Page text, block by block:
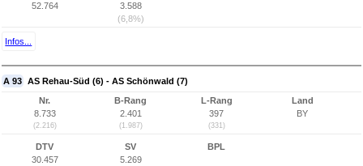
52.764
3.588
(6,8%)
Infos...
A 93 AS Rehau-Süd (6) - AS Schönwald (7)
Nr.
8.733
(2.216)
B-Rang
2.401
(1.987)
L-Rang
397
(331)
Land
BY
DTV
30.457
SV
5.269
BPL